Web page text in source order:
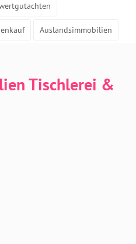
Auslandsimmobilien
Tischlerei &